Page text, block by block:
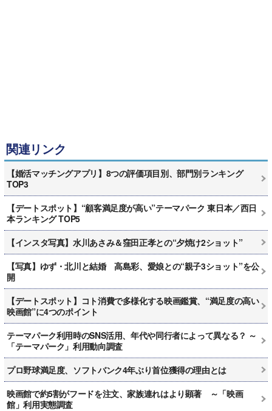
関連リンク
【婚活マッチングアプリ】8つの評価項目別、部門別ランキング
TOP3
【デートスポット】“顧客満足度が高い”テーマパーク 東日本／西日
本ランキング TOP5
【インスタ写真】水川あさみ＆窪田正孝との“夕焼け2ショット”
【写真】ゆず・北川と結婚 高島彩、愛娘との“親子3ショット”を公
開
【デートスポット】コト消費で多様化する映画鑑賞、“満足度の高い
映画館”に4つのポイント
テーマパーク利用時のSNS活用、年代や同行者によって異なる？ ～
「テーマパーク」利用動向調査
プロ野球満足度、ソフトバンク4年ぶり首位獲得の理由とは
映画館で約5割がフードを注文、家族連れはより顕著 ～「映画
館」利用実態調査